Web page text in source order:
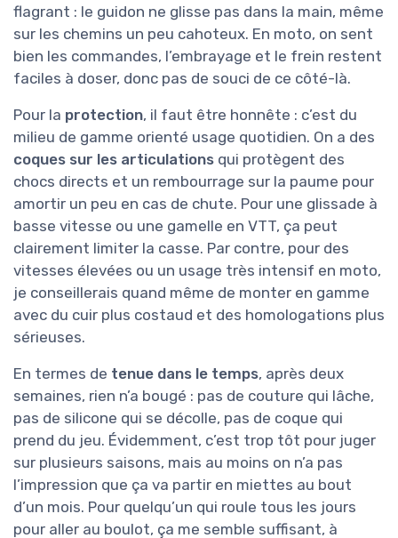
flagrant : le guidon ne glisse pas dans la main, même
sur les chemins un peu cahoteux. En moto, on sent
bien les commandes, l’embrayage et le frein restent
faciles à doser, donc pas de souci de ce côté-là.
Pour la protection, il faut être honnête : c’est du
milieu de gamme orienté usage quotidien. On a des
coques sur les articulations qui protègent des
chocs directs et un rembourrage sur la paume pour
amortir un peu en cas de chute. Pour une glissade à
basse vitesse ou une gamelle en VTT, ça peut
clairement limiter la casse. Par contre, pour des
vitesses élevées ou un usage très intensif en moto,
je conseillerais quand même de monter en gamme
avec du cuir plus costaud et des homologations plus
sérieuses.
En termes de tenue dans le temps, après deux
semaines, rien n’a bougé : pas de couture qui lâche,
pas de silicone qui se décolle, pas de coque qui
prend du jeu. Évidemment, c’est trop tôt pour juger
sur plusieurs saisons, mais au moins on n’a pas
l’impression que ça va partir en miettes au bout
d’un mois. Pour quelqu’un qui roule tous les jours
pour aller au boulot, ça me semble suffisant, à